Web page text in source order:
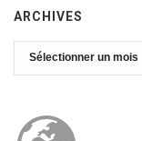
ARCHIVES
Archives